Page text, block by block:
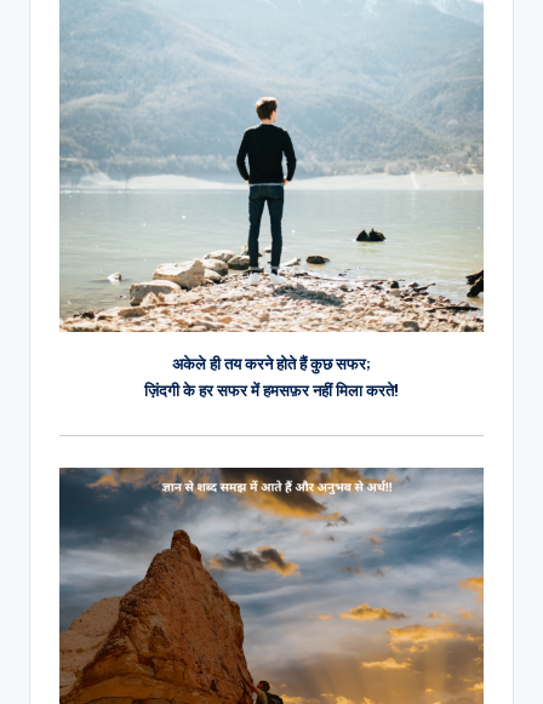
अकेले ही तय करने होते हैं कुछ सफर;
ज़िंदगी के हर सफर में हमसफ़र नहीं मिला करते!